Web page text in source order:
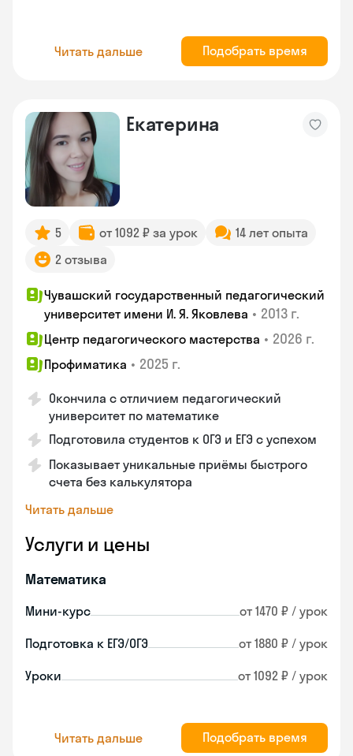
Читать дальше Подобрать время
Екатерина
5 от 1092 ₽ за урок
14 лет опыта
2 отзыва
Чувашский государственный педагогический
университет имени И. Я. Яковлева • 2013 г.
Центр педагогического мастерства • 2026 г.
Профиматика • 2025 г.
Окончила с отличием педагогический
университет по математике
Подготовила студентов к ОГЭ и ЕГЭ с успехом
Показывает уникальные приёмы быстрого
счета без калькулятора
Читать дальше
Услуги и цены
Математика
Мини-курс от 1470 ₽ / урок
Подготовка к ЕГЭ/ОГЭ от 1880 ₽ / урок
Уроки от 1092 ₽ / урок
Читать дальше Подобрать время